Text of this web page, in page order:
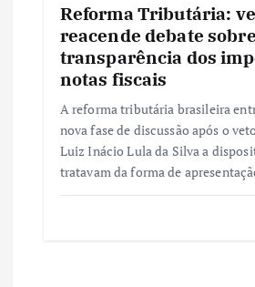
Reforma Tributária:
reacende debate sobre
transparência dos
notas fiscais
A reforma tributária brasileira
nova fase de discussão após o
Luiz Inácio Lula da Silva a
tratavam da forma de